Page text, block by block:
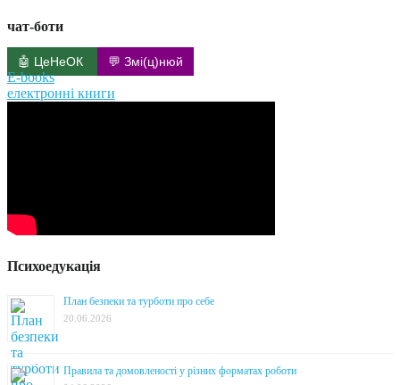
чат-боти
🤖 ЦеНеОК 💬 Змі(ц)нюй
E-books
електронні книги
Психоедукація
План безпеки та турботи про себе
20.06.2026
Правила та домовленості у різних форматах роботи